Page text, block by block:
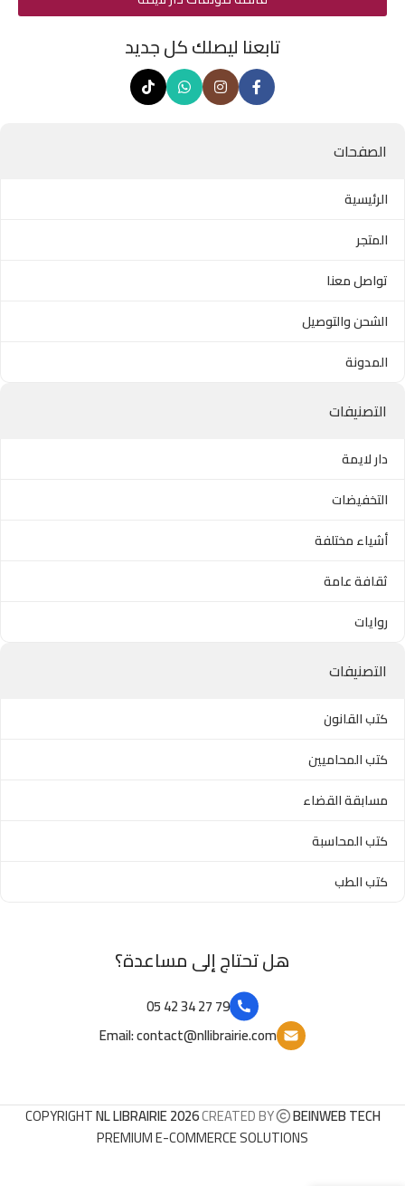
تابعنا ليصلك كل جديد
الصفحات
الرئيسية
المتجر
تواصل معنا
الشحن والتوصيل
المدونة
التصنيفات
دار لايمة
التخفيضات
أشياء مختلفة
ثقافة عامة
روايات
التصنيفات
كتب القانون
كتب المحاميين
مسابقة القضاء
كتب المحاسبة
كتب الطب
هل تحتاج إلى مساعدة؟
79 27 34 42 05
Email: contact@nllibrairie.com
COPYRIGHTNL LIBRAIRIE 2026CREATED BY BEINWEB TECH
PREMIUM E-COMMERCE SOLUTIONS